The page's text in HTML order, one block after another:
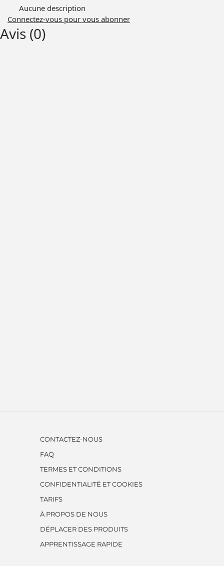
Aucune description
Connectez-vous pour vous abonner
Avis (0)
CONTACTEZ-NOUS
FAQ
TERMES ET CONDITIONS
CONFIDENTIALITÉ ET COOKIES
TARIFS
À PROPOS DE NOUS
DÉPLACER DES PRODUITS
APPRENTISSAGE RAPIDE